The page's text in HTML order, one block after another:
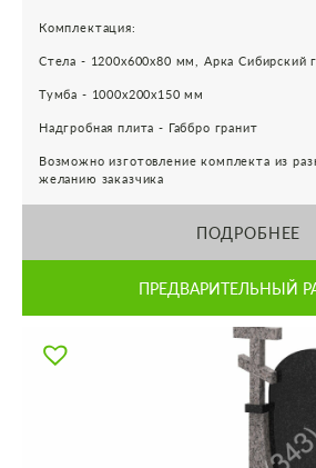
Комплектация:
Стела - 1200х600х80 мм, Арка Сибирский
Тумба - 1000х200х150 мм
Надгробная плита - Габбро гранит
Возможно изготовление комплекта из
желанию заказчика
ПОДРОБНЕЕ
ПРЕДВАРИТЕЛЬНЫЙ